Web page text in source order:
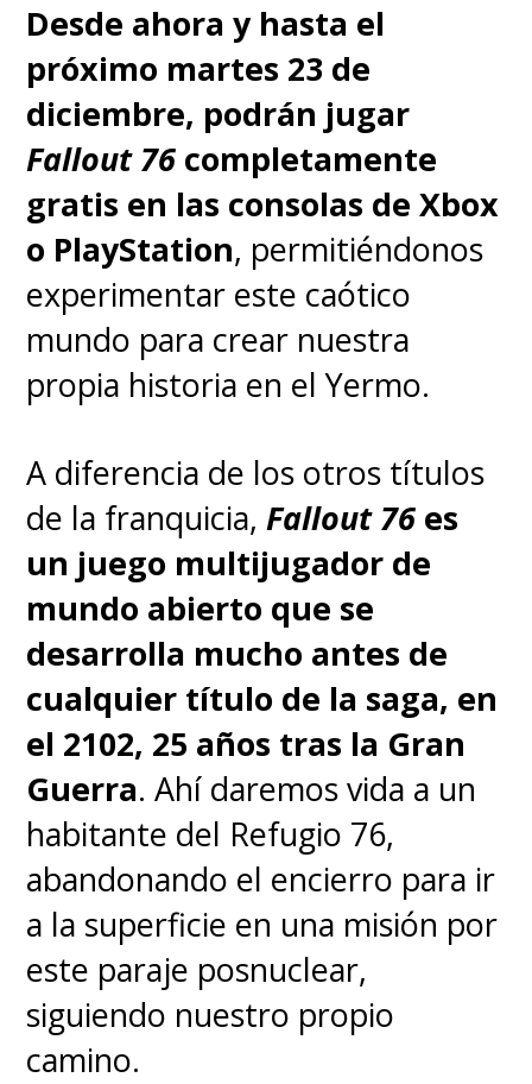
Para refrescar la historia, las
dos películas anteriores de
Sayenpueden verse en Prime
Video.
Desde ahora y hasta el
próximo martes 23 de
diciembre, podrán jugar
Fallout 76 completamente
gratis en las consolas de Xbox
o PlayStation, permitiéndonos
experimentar este caótico
mundo para crear nuestra
propia historia en el Yermo.
A diferencia de los otros títulos
de la franquicia, Fallout 76 es
un juego multijugador de
mundo abierto que se
desarrolla mucho antes de
cualquier título de la saga, en
el 2102, 25 años tras la Gran
Guerra. Ahí daremos vida a un
habitante del Refugio 76,
abandonando el encierro para ir
a la superficie en una misión por
este paraje posnuclear,
siguiendo nuestro propio
camino.